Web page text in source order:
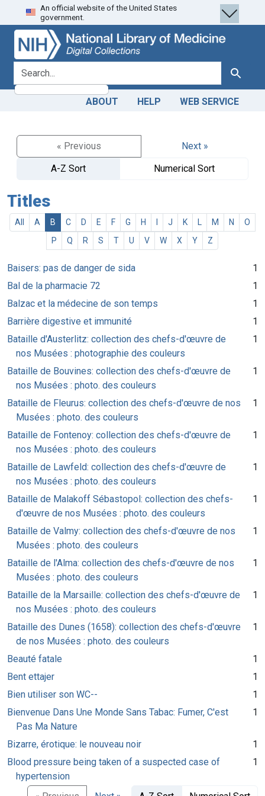
Skip
to
search
Skip to
main
content
An official website of the United States
government.
search for Search
ABOUT HELP WEB SERVICE
« Previous
Next »
A-Z Sort
Numerical Sort
Titles
All A B C D E F G H J K M N
O
P
Q R S T U V W X Y Z
Baisers: pas de danger de sida
1
Bal de la pharmacie 72
1
Balzac et la médecine de son temps
1
Barrière digestive et immunité
1
Bataille d'Austerlitz: collection des chefs-d'œuvre de
nos Musées : photographie des couleurs
1
Bataille de Bouvines: collection des chefs-d'œuvre de
nos Musées : photo. des couleurs
1
Bataille de Fleurus: collection des chefs-d'œuvre de nos
Musées : photo. des couleurs
1
Bataille de Fontenoy: collection des chefs-d'œuvre de
nos Musées : photo. des couleurs
1
Bataille de Lawfeld: collection des chefs-d'œuvre de
nos Musées : photo. des couleurs
1
Bataille de Malakoff Sébastopol: collection des chefs-
d'œuvre de nos Musées : photo. des couleurs
1
Bataille de Valmy: collection des chefs-d'œuvre de nos
Musées : photo. des couleurs
1
Bataille de l'Alma: collection des chefs-d'œuvre de nos
Musées : photo. des couleurs
1
Bataille de la Marsaille: collection des chefs-d'œuvre de
nos Musées : photo. des couleurs
1
Bataille des Dunes (1658): collection des chefs-d'œuvre
de nos Musées : photo. des couleurs
1
Beauté fatale
1
Bent ettajer
1
Bien utiliser son WC--
1
Bienvenue Dans Une Monde Sans Tabac: Fumer, C'est
Pas Ma Nature
1
Bizarre, érotique: le nouveau noir
1
Blood pressure being taken of a suspected case of
hypertension
1